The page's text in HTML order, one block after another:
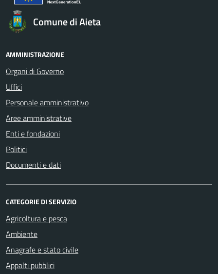
Comune di Aieta
AMMINISTRAZIONE
Organi di Governo
Uffici
Personale amministrativo
Aree amministrative
Enti e fondazioni
Politici
Documenti e dati
CATEGORIE DI SERVIZIO
Agricoltura e pesca
Ambiente
Anagrafe e stato civile
Appalti pubblici